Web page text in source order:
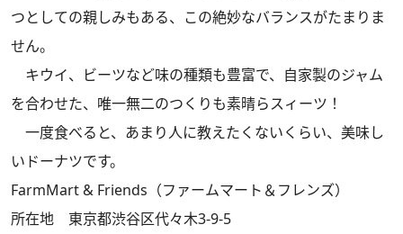
つとしての親しみもある、この絶妙なバランスがたまりま
せん。
キウイ、ビーツなど味の種類も豊富で、自家製のジャム
を合わせた、唯一無二のつくりも素晴らスィーツ！
一度食べると、あまり人に教えたくないくらい、美味し
いドーナツです。
FarmMart & Friends（ファームマート＆フレンズ）
所在地 東京都渋谷区代々木3-9-5